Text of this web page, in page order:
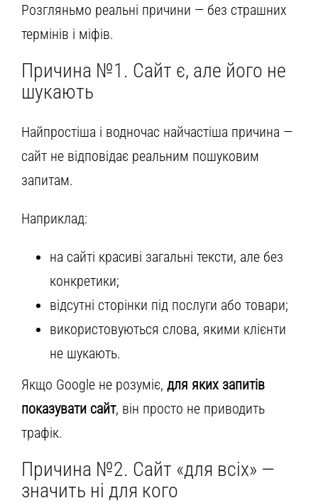
Розгляньмо реальні причини — без страшних
термінів і міфів.
Причина №1. Сайт є, але його не
шукають
Найпростіша і водночас найчастіша причина —
сайт не відповідає реальним пошуковим
запитам.
Наприклад:
на сайті красиві загальні тексти, але без
конкретики;
відсутні сторінки під послуги або товари;
використовуються слова, якими клієнти
не шукають.
Якщо Google не розуміє, для яких запитів
показувати сайт, він просто не приводить
трафік.
Причина №2. Сайт «для всіх» —
значить ні для кого